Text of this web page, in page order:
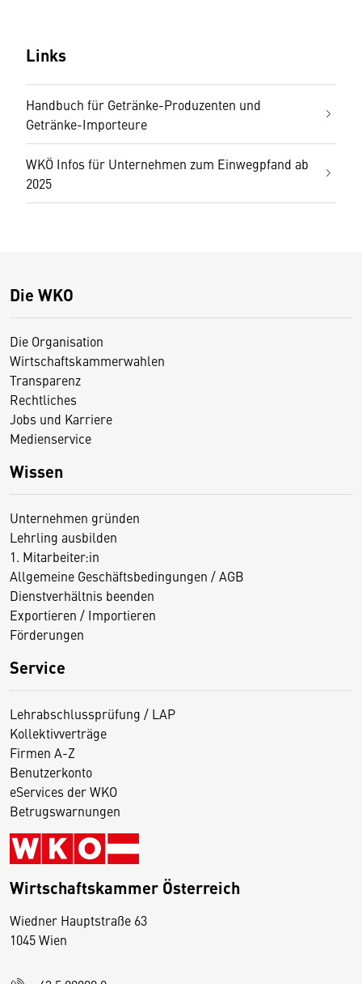
Links
Handbuch für Getränke-Produzenten und
Getränke-Importeure
WKÖ Infos für Unternehmen zum Einwegpfand ab
2025
Die WKO
Die Organisation
Wirtschaftskammerwahlen
Transparenz
Rechtliches
Jobs und Karriere
Medienservice
Wissen
Unternehmen gründen
Lehrling ausbilden
1. Mitarbeiter:in
Allgemeine Geschäftsbedingungen / AGB
Dienstverhältnis beenden
Exportieren / Importieren
Förderungen
Service
Lehrabschlussprüfung / LAP
Kollektivverträge
Firmen A-Z
Benutzerkonto
eServices der WKO
Betrugswarnungen
Wirtschaftskammer Österreich
Wiedner Hauptstraße 63
1045 Wien
D